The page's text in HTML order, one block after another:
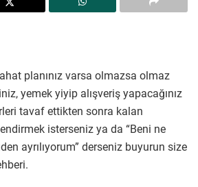
planınız varsa olmazsa olmaz
yemek yiyip alışveriş yapacağınız
tavaf ettikten sonra kalan
isterseniz ya da “Beni ne
ayrılıyorum” derseniz buyurun size